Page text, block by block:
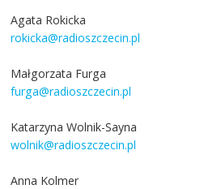
Agata Rokicka
rokicka@radioszczecin.pl
Małgorzata Furga
furga@radioszczecin.pl
Katarzyna Wolnik-Sayna
wolnik@radioszczecin.pl
Anna Kolmer